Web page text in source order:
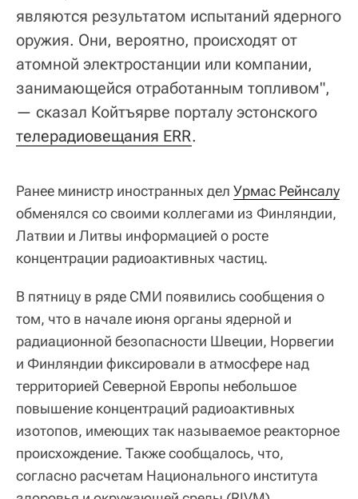
являются результатом испытаний ядерного
оружия. Они, вероятно, происходят от
атомной электростанции или компании,
занимающейся отработанным топливом",
— сказал Койтъярве порталу эстонского
телерадиовещания ERR.
Ранее министр иностранных дел Урмас Рейнсалу
обменялся со своими коллегами из Финляндии,
Латвии и Литвы информацией о росте
концентрации радиоактивных частиц.
В пятницу в ряде СМИ появились сообщения о
том, что в начале июня органы ядерной и
радиационной безопасности Швеции, Норвегии
и Финляндии фиксировали в атмосфере над
территорией Северной Европы небольшое
повышение концентраций радиоактивных
изотопов, имеющих так называемое реакторное
происхождение. Также сообщалось, что,
согласно расчетам Национального института